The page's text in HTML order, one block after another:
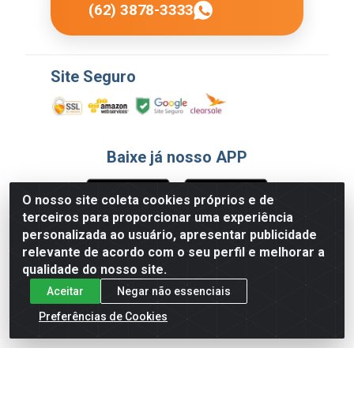
O nosso site coleta cookies próprios e de
terceiros para proporcionar uma experiência
personalizada ao usuário, apresentar publicidade
relevante de acordo com o seu perfil e melhorar a
qualidade do nosso site.
Aceitar
Negar não essenciais
Preferências de Cookies
(62) 3878-3333
Site Seguro
Baixe já nosso APP
Formas de Pagamento